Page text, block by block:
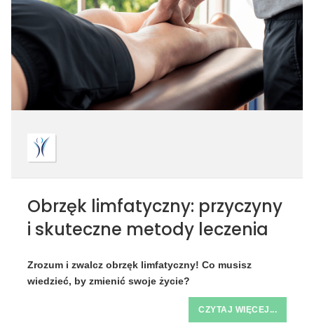
Obrzęk limfatyczny: przyczyny
i skuteczne metody leczenia
Zrozum i zwalcz obrzęk limfatyczny! Co musisz
wiedzieć, by zmienić swoje życie?
CZYTAJ WIĘCEJ...